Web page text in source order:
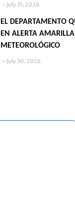
July 31, 2026
EL DEPARTAMENTO
EN ALERTA
METEOROLÓGICO
July 30, 2026